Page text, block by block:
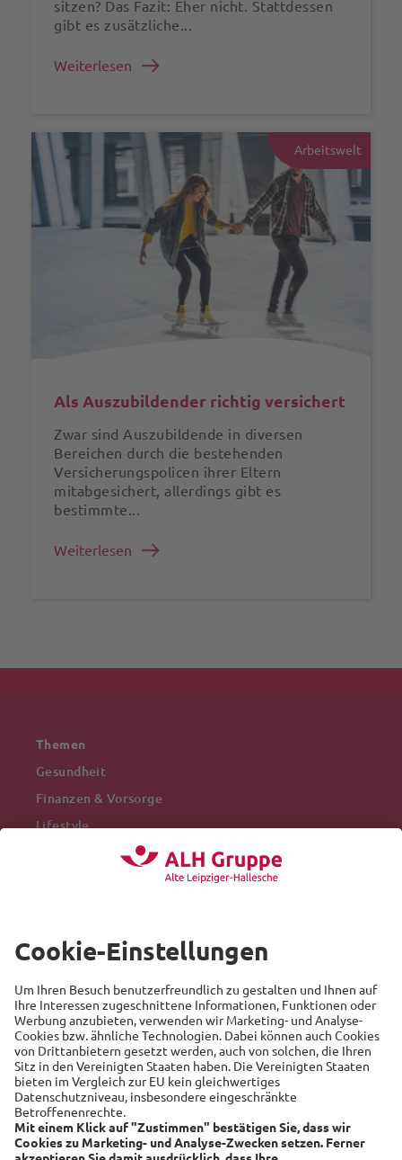
sitzen? Das Fazit: Eher nicht. Stattdessen
gibt es zusätzliche...
Weiterlesen
Arbeitswelt
Als Auszubildender richtig versichert
Zwar sind Auszubildende in diversen
Bereichen durch die bestehenden
Versicherungspolicen ihrer Eltern
mitabgesichert, allerdings gibt es
bestimmte...
Weiterlesen
Themen
Gesundheit
Finanzen & Vorsorge
Lifestyle
Recht
Auto
Sicherheit
Familie
Links
Alte Leipziger
Hallesche
RSS-Feed